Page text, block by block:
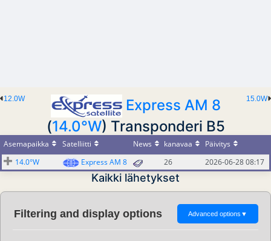
15.0W
12.0W
Express AM 8
(14.0°W) Transponderi B5
Asemapaikka Satelliitti News kanavaa
Päivitys
14.0°W
Express AM 8 26 2026-06-28 08:17
Kaikki lähetykset
Filtering and display options Advanced options ▼